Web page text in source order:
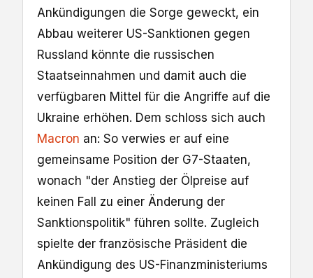
Ankündigungen die Sorge geweckt, ein
Abbau weiterer US-Sanktionen gegen
Russland könnte die russischen
Staatseinnahmen und damit auch die
verfügbaren Mittel für die Angriffe auf die
Ukraine erhöhen. Dem schloss sich auch
Macron an: So verwies er auf eine
gemeinsame Position der G7-Staaten,
wonach "der Anstieg der Ölpreise auf
keinen Fall zu einer Änderung der
Sanktionspolitik" führen sollte. Zugleich
spielte der französische Präsident die
Ankündigung des US-Finanzministeriums